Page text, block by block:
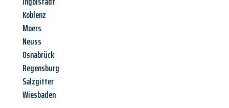
Koblenz
Moers
Neuss
Osnabrück
Regensburg
Salzgitter
Wiesbaden